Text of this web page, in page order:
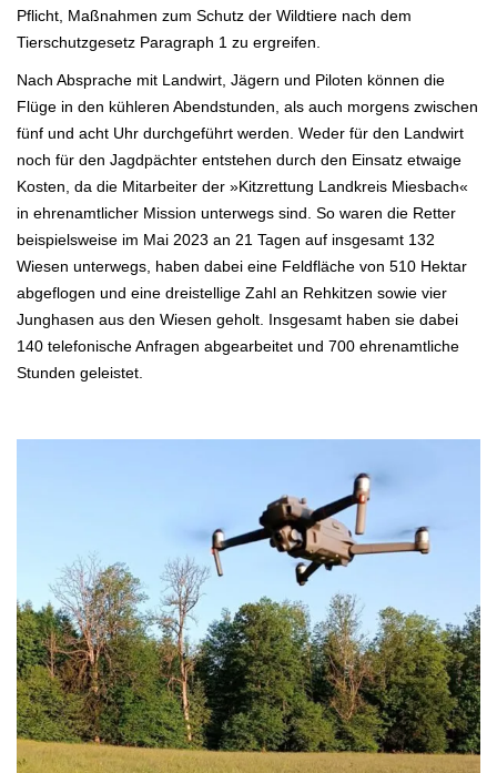
Pflicht, Maßnahmen zum Schutz der Wildtiere nach dem
Tierschutzgesetz Paragraph 1 zu ergreifen.
Nach Absprache mit Landwirt, Jägern und Piloten können die
Flüge in den kühleren Abendstunden, als auch morgens zwischen
fünf und acht Uhr durchgeführt werden. Weder für den Landwirt
noch für den Jagdpächter entstehen durch den Einsatz etwaige
Kosten, da die Mitarbeiter der »Kitzrettung Landkreis Miesbach«
in ehrenamtlicher Mission unterwegs sind. So waren die Retter
beispielsweise im Mai 2023 an 21 Tagen auf insgesamt 132
Wiesen unterwegs, haben dabei eine Feldfläche von 510 Hektar
abgeflogen und eine dreistellige Zahl an Rehkitzen sowie vier
Junghasen aus den Wiesen geholt. Insgesamt haben sie dabei
140 telefonische Anfragen abgearbeitet und 700 ehrenamtliche
Stunden geleistet.